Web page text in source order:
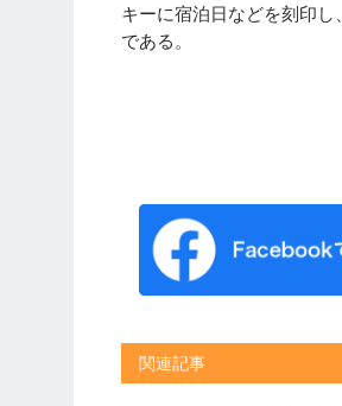
キーに宿泊日などを刻印
である。
関連記事